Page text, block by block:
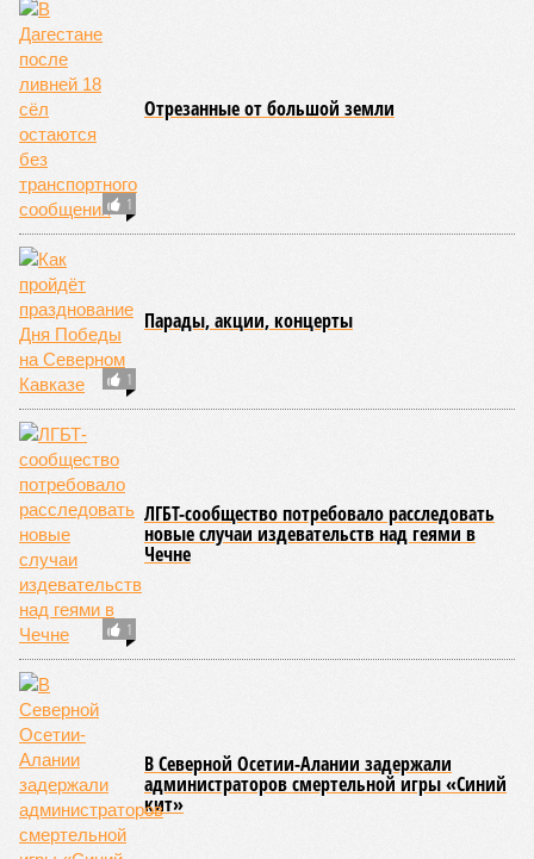
1
Отрезанные от большой земли
1
Парады, акции, концерты
1
ЛГБТ-сообщество потребовало расследовать
новые случаи издевательств над геями в
Чечне
В Северной Осетии-Алании задержали
администраторов смертельной игры «Синий
кит»